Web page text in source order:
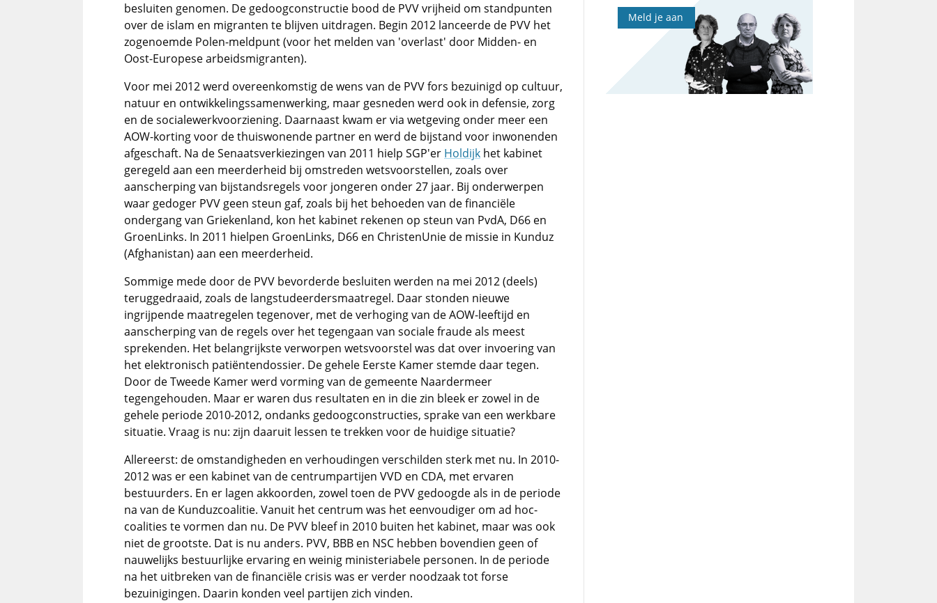
besluiten genomen. De gedoogconstructie bood de PVV vrijheid om standpunten
over de islam en migranten te blijven uitdragen. Begin 2012 lanceerde de PVV het
zogenoemde Polen-meldpunt (voor het melden van 'overlast' door Midden- en
Oost-Europese arbeidsmigranten).
Voor mei 2012 werd overeenkomstig de wens van de PVV fors bezuinigd op cultuur,
natuur en ontwikkelings­samenwerking, maar gesneden werd ook in defensie, zorg
en de socialewerkvoorziening. Daarnaast kwam er via wetgeving onder meer een
AOW-korting voor de thuiswonende partner en werd de bijstand voor inwonenden
afgeschaft. Na de Senaatsverkiezingen van 2011 hielp SGP'er Holdijk het kabinet
geregeld aan een meerderheid bij omstreden wetsvoorstellen, zoals over
aanscherping van bijstandsregels voor jongeren onder 27 jaar. Bij onderwerpen
waar gedoger PVV geen steun gaf, zoals bij het behoeden van de financiële
ondergang van Griekenland, kon het kabinet rekenen op steun van PvdA, D66 en
GroenLinks. In 2011 hielpen GroenLinks, D66 en ChristenUnie de missie in Kunduz
(Afghanistan) aan een meerderheid.
Sommige mede door de PVV bevorderde besluiten werden na mei 2012 (deels)
teruggedraaid, zoals de langstudeerdersmaatregel. Daar stonden nieuwe
ingrijpende maatregelen tegenover, met de verhoging van de AOW-leeftijd en
aanscherping van de regels over het tegengaan van sociale fraude als meest
sprekenden. Het belangrijkste verworpen wetsvoorstel was dat over invoering van
het elektronisch patiëntendossier. De gehele Eerste Kamer stemde daar tegen.
Door de Tweede Kamer werd vorming van de gemeente Naardermeer
tegengehouden. Maar er waren dus resultaten en in die zin bleek er zowel in de
gehele periode 2010-2012, ondanks gedoogconstructies, sprake van een werkbare
situatie. Vraag is nu: zijn daaruit lessen te trekken voor de huidige situatie?
Allereerst: de omstandigheden en verhoudingen verschilden sterk met nu. In 2010-
2012 was er een kabinet van de centrumpartijen VVD en CDA, met ervaren
bestuurders. En er lagen akkoorden, zowel toen de PVV gedoogde als in de periode
na van de Kunduzcoalitie. Vanuit het centrum was het eenvoudiger om ad hoc-
coalities te vormen dan nu. De PVV bleef in 2010 buiten het kabinet, maar was ook
niet de grootste. Dat is nu anders. PVV, BBB en NSC hebben bovendien geen of
nauwelijks bestuurlijke ervaring en weinig ministeriabele personen. In de periode
na het uitbreken van de financiële crisis was er verder noodzaak tot forse
bezuinigingen. Daarin konden veel partijen zich vinden.
Meld je aan